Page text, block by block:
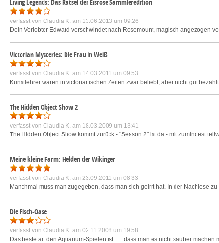
Living Legends: Das Rätsel der Eisrose Sammleredition
verfasst von Claudia K. am 13.06.2013 um 09:26
Dein Verlobter Edward verschwindet nach Rosemount, magisch angezogen
Victorian Mysteries: Die Frau in Weiß
verfasst von Claudia K. am 14.03.2011 um 09:53
Kunstlehrer waren in victorianischen Zeiten zwar beliebt, aber nicht gut
The Hidden Object Show 2
verfasst von Claudia K. am 18.03.2009 um 13:41
The Hidden Object Show kommt zurück - "Season 2" ist da - mit zumindest
Meine kleine Farm: Helden der Wikinger
verfasst von Claudia K. am 23.09.2011 um 08:33
Manchmal muss man zugegeben, dass man sich geirrt hat. In der Nachlese
Die Fisch-Oase
verfasst von Claudia K. am 02.11.2008 um 19:58
Das beste an den Aquarium-Spielen ist….. dass man es nicht sauber